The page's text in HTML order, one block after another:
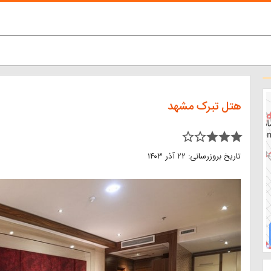
هتل تبرک مشهد
star_border star_border star star star
تاریخ بروزرسانی: ۲۲ آذر ۱۴۰۳